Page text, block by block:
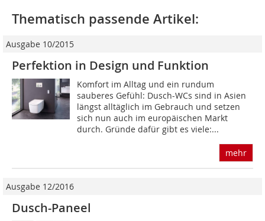
Thematisch passende Artikel:
Ausgabe 10/2015
Perfektion in Design und Funktion
Komfort im Alltag und ein rundum
sauberes Gefühl: Dusch-WCs sind in Asien
längst alltäglich im Gebrauch und setzen
sich nun auch im europäischen Markt
durch. Gründe dafür gibt es viele:...
mehr
Ausgabe 12/2016
Dusch-Paneel